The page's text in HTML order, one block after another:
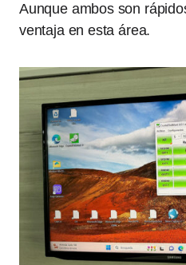
Aunque ambos son
ventaja en esta área.